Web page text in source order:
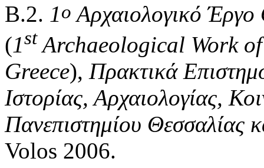
Β.2. 1ο Αρχαιολογικό Έργο
(1st Archaeological Work
Greece), Πρακτικά
Ιστορίας,Αρχαιολογίας,
Πανεπιστημίου Θεσσαλίας
Volos 2006.